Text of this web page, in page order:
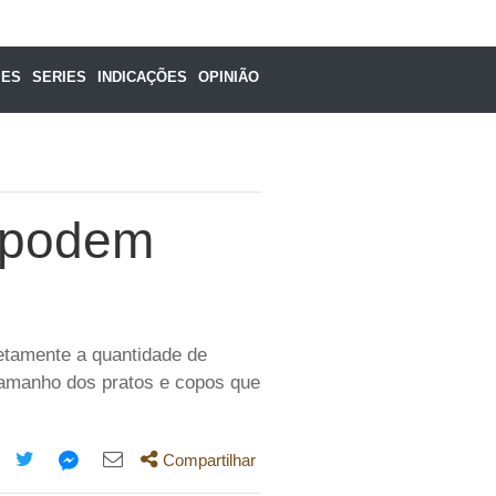
SERIES INDICAÇÕES OPINIÃO
a quantidade de
dos pratos e copos que
Compartilhar